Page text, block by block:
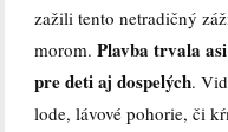
zažili tento netradičný
morom.Plavba trvala
pre deti aj dospelých.
lode, lávové pohorie, či